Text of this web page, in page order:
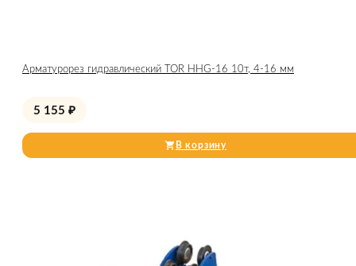
Арматурорез гидравлический TOR HHG-16 10т, 4-16 мм
5 155 ₽
В корзину